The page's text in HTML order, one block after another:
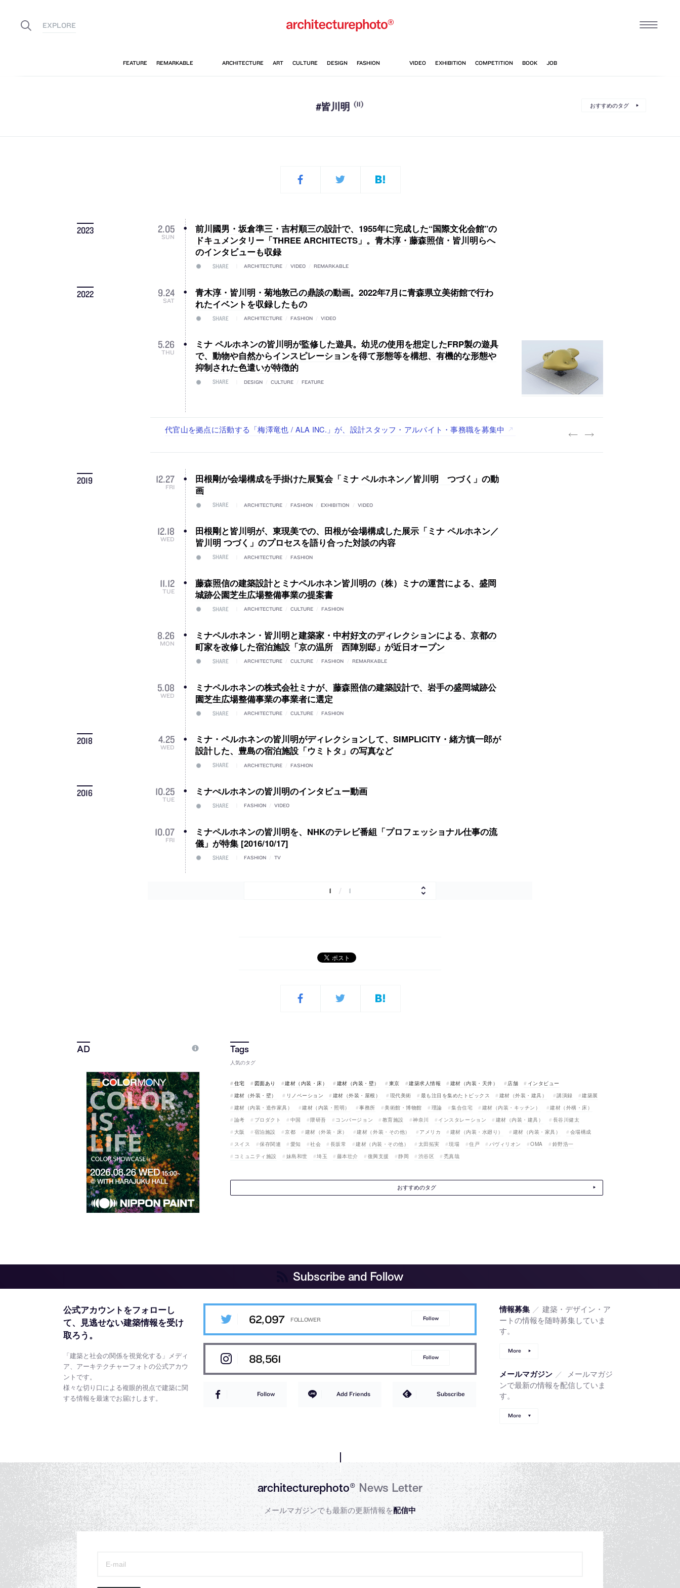
#皆川明 (11) おすすめのタグ
2023 2.05
SUN
前川國男・坂倉準三・吉村順三の設計で、1955年に完成した“国際文化会館”の
ドキュメンタリー「THREE ARCHITECTS」。青木淳・藤森照信・皆川明らへ
のインタビューも収録
SHARE ARCHITECTURE VIDEO REMARKABLE
2022 9.24
SAT
青木淳・皆川明・菊地敦己の鼎談の動画。2022年7月に青森県立美術館で行わ
れたイベントを収録したもの
SHARE ARCHITECTURE FASHION VIDEO
5.26
THU
ミナ ペルホネンの皆川明が監修した遊具。幼児の使用を想定したFRP製の遊具
で、動物や自然からインスピレーションを得て形態等を構想、有機的な形態や
抑制された色遣いが特徴的
SHARE DESIGN CULTURE FEATURE
佐々木慧が主宰する「axonometric株式会社」が、設計スタッフ（経験者・既卒・2027年新卒）を募集中
古民家を軸に全国で“価値循環の仕組み”を作り、リモートワーク主体の働き方を実践する「株式会社つぎと」が、
リノベる株式会社が、設計パートナー (業務委託) を募集中
社会への影響力のある建築を手掛け、スタッフ同士で助け合う環境づくりも行う「E.A.S.T.architects」が、設計
代官山を拠点に活動する「梅澤竜也 / ALA INC.」が、設計スタッフ・アルバイト・事務職を募集中
2019 12.27
FRI
田根剛が会場構成を手掛けた展覧会「ミナ ペルホネン／皆川明 つづく」の動
画
SHARE ARCHITECTURE FASHION EXHIBITION VIDEO
12.18
WED
田根剛と皆川明が、東現美での、田根が会場構成した展示「ミナ ペルホネン／
皆川明 つづく」のプロセスを語り合った対談の内容
SHARE ARCHITECTURE FASHION
11.12
TUE
藤森照信の建築設計とミナペルホネン皆川明の（株）ミナの運営による、盛岡
城跡公園芝生広場整備事業の提案書
SHARE ARCHITECTURE CULTURE FASHION
8.26
MON
ミナペルホネン・皆川明と建築家・中村好文のディレクションによる、京都の
町家を改修した宿泊施設「京の温所 西陣別邸」が近日オープン
SHARE ARCHITECTURE CULTURE FASHION REMARKABLE
5.08
WED
ミナペルホネンの株式会社ミナが、藤森照信の建築設計で、岩手の盛岡城跡公
園芝生広場整備事業の事業者に選定
SHARE ARCHITECTURE CULTURE FASHION
2018 4.25
WED
ミナ・ペルホネンの皆川明がディレクションして、SIMPLICITY・緒方慎一郎が
設計した、豊島の宿泊施設「ウミトタ」の写真など
SHARE ARCHITECTURE FASHION
2016 10.25
TUE
ミナぺルホネンの皆川明のインタビュー動画
SHARE FASHION VIDEO
10.07
FRI
ミナペルホネンの皆川明を、NHKのテレビ番組「プロフェッショナル仕事の流
儀」が特集 [2016/10/17]
SHARE FASHION TV
1 / 1
人気のタグ
住宅 図面あり 建材（内装・床） 建材（内装・壁） 東京 建築求人情報 建材（内装・天井） 店舗
インタビュー
建材（外装・壁）
リノベーション 建材（外装・屋根） 現代美術 最も注目を集めたトピックス 建材（外装・建具） 講演録
建築展
建材（内装・造作家具）
建材（内装・照明） 事務所 美術館・博物館 理論 集合住宅 建材（内装・キッチン）
建材（外構・床）
論考
プロダクト 中国 隈研吾 コンバージョン 教育施設 神奈川 インスタレーション 建材（内装・建具）
長谷川健太
大阪
宿泊施設 京都 建材（外装・床） 建材（外装・その他） アメリカ 建材（内装・水廻り） 建材（内装・家具）
会場構成
スイス
保存関連 愛知 社会 長坂常 建材（内装・その他） 太田拓実 現場 住戸 パヴィリオン OMA
鈴野浩一
コミュニティ施設
妹島和世 埼玉 藤本壮介 復興支援 静岡 渋谷区 禿真哉
おすすめのタグ
Subscribe and Follow
公式アカウントをフォローし
て、
見逃せない建築情報を受け
取ろう。
「建築と社会の関係を視覚化する」メディ
ア、アーキテクチャーフォトの公式アカウ
ントです。
様々な切り口による複眼的視点で建築に関
する情報を最速でお届けします。
62,097 Follow
88,561 Follow
Follow Add Friends Subscribe
情報募集 ／ 建築・デザイン・ア
ートの情報を随時募集していま
す。
More
メールマガジン ／
メールマガジ
ンで最新の情報を配信していま
す。
More
architecturephoto®News Letter
メールマガジンでも最新の更新情報を配信中